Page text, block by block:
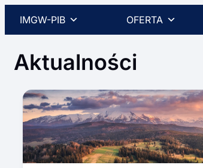
treści
IMGW-PIB OFERTA
Aktualności